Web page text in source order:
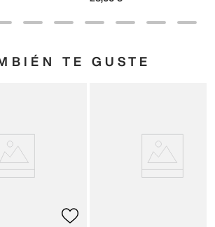
TE GUSTE